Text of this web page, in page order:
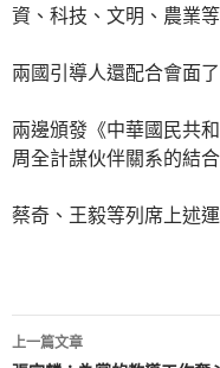
資、科技、文明、農業
兩國引導人還配合會面
兩邊頒發《中華國民共
周全計謀伙伴關系的結
蔡奇、王毅等列席上述運
文
上一篇文章